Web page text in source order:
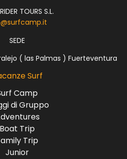
TOURS S.L.
SEDE
( las Palmas ) Fuerteventura
Surf
Camp
di Gruppo
Boat Trip
Trip
Junior